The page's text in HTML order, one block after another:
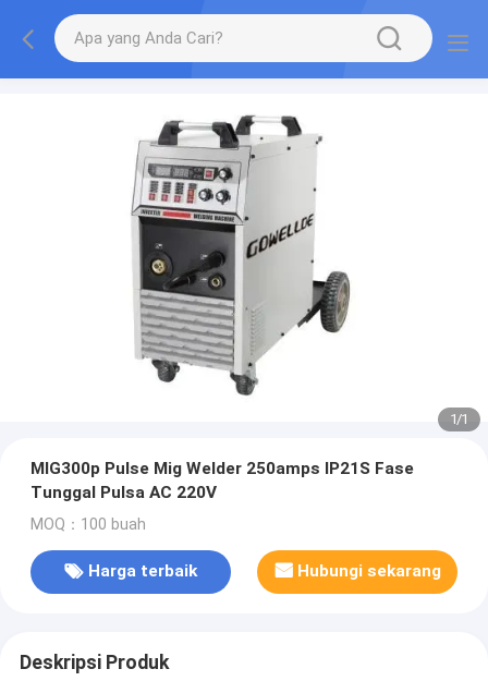
1/1
MIG300p Pulse Mig Welder 250amps IP21S Fase
Tunggal Pulsa AC 220V
MOQ：100 buah
Harga terbaik Hubungi sekarang
Deskripsi Produk